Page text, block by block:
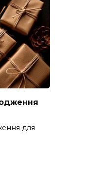
для